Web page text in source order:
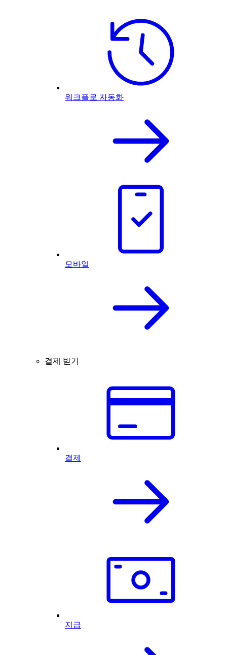
워크플로 자동화
모바일
결제 받기
결제
지급